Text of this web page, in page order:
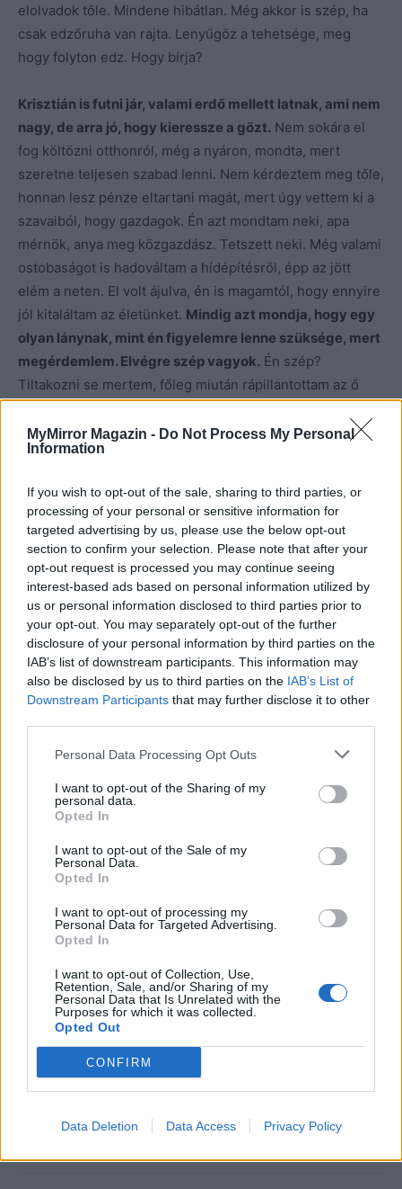
MyMirror Magazin - Do Not Process My Personal
Information
If you wish to opt-out of the sale, sharing to third parties, or
processing of your personal or sensitive information for
targeted advertising by us, please use the below opt-out
section to confirm your selection. Please note that after your
opt-out request is processed you may continue seeing
interest-based ads based on personal information utilized by
us or personal information disclosed to third parties prior to
your opt-out. You may separately opt-out of the further
disclosure of your personal information by third parties on the
IAB’s list of downstream participants. This information may
also be disclosed by us to third parties on the IAB’s List of
Downstream Participants that may further disclose it to other
Personal Data Processing Opt Outs
I want to opt-out of the Sharing of my
personal data.
Opted In
I want to opt-out of the Sale of my
Personal Data.
Opted In
I want to opt-out of processing my
Personal Data for Targeted Advertising.
Opted In
I want to opt-out of Collection, Use,
Retention, Sale, and/or Sharing of my
Personal Data that Is Unrelated with the
Purposes for which it was collected.
Opted Out
CONFIRM
Data Deletion Data Access Privacy Policy
elolvadok tőle. Mindene hibátlan. Még akkor is szép, ha
csak edzőruha van rajta. Lenyűgöz a tehetsége, meg
hogy folyton edz. Hogy bírja?
Krisztián is futni jár, valami erdő mellett latnak, ami nem
nagy, de arra jó, hogy kieressze a gőzt. Nem sokára el
fog költözni otthonról, még a nyáron, mondta, mert
szeretne teljesen szabad lenni. Nem kérdeztem meg tőle,
honnan lesz pénze eltartani magát, mert úgy vettem ki a
szavaiból, hogy gazdagok. Én azt mondtam neki, apa
mérnök, anya meg közgazdász. Tetszett neki. Még valami
ostobaságot is hadováltam a hídépítésről, épp az jött
elém a neten. El volt ájulva, én is magamtól, hogy ennyire
jól kitaláltam az életünket. Mindig azt mondja, hogy egy
olyan lánynak, mint én figyelemre lenne szüksége, mert
megérdemlem. Elvégre szép vagyok. Én szép?
Tiltakozni se mertem, főleg miután rápillantottam az ő
lehetett venni. Ő tényleg szép. Izmos, gyönyörű a szeme,
és az alakja fantasztikus. Évekig kajakozott, ami
Kép forrása: Pinterest